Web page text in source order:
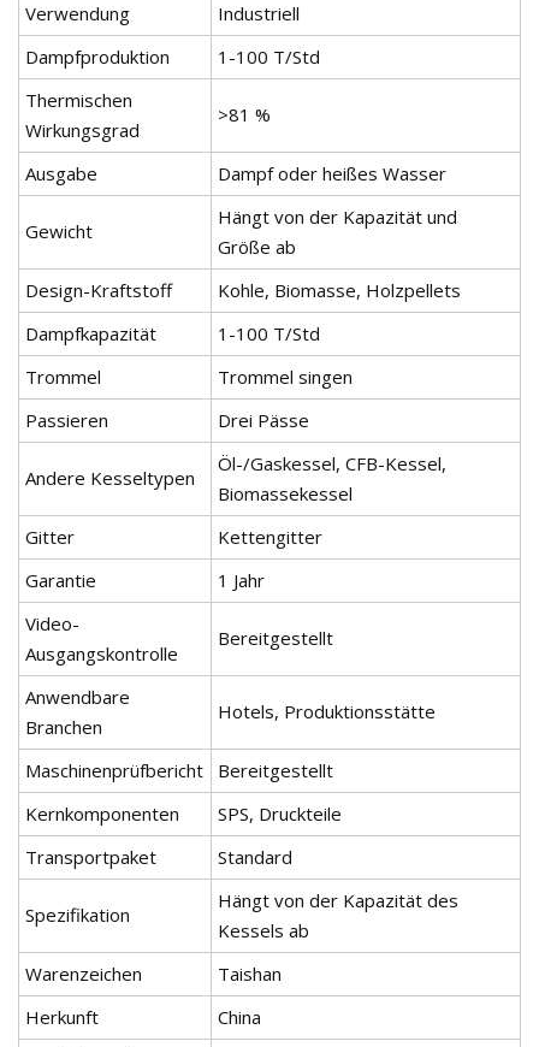
Verwendung
Industriell
Dampfproduktion
1-100 T/Std
Thermischen
Wirkungsgrad
>81 %
Ausgabe Dampf oder heißes Wasser
Gewicht
Hängt von der Kapazität und
Größe ab
Design-Kraftstoff
Kohle, Biomasse, Holzpellets
Dampfkapazität
1-100 T/Std
Trommel
Trommel singen
Passieren
Drei Pässe
Andere Kesseltypen
Öl-/Gaskessel, CFB-Kessel,
Biomassekessel
Gitter
Kettengitter
Garantie
1 Jahr
Video-
Ausgangskontrolle
Bereitgestellt
Anwendbare
Branchen
Hotels, Produktionsstätte
Maschinenprüfbericht
Bereitgestellt
Kernkomponenten
SPS, Druckteile
Transportpaket
Standard
Spezifikation
Hängt von der Kapazität des
Kessels ab
Warenzeichen
Taishan
Herkunft
China